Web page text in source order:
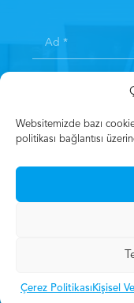
Websitemizde bazı
politikası bağlantısı
Çerez PolitikasıKişisel